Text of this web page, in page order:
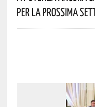
Per La Prossima